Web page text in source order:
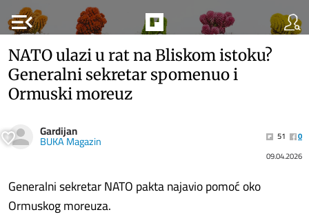
menu_open
NATO ulazi u rat na Bliskom istoku?
Generalni sekretar spomenuo i
Ormuski moreuz
Gardijan
BUKA Magazin 51
0
09.04.2026
Generalni sekretar NATO pakta najavio pomoć oko
Ormuskog moreuza.